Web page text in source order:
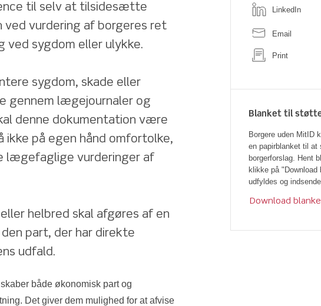
til selv at tilsidesætte
vurdering af borgeres ret
ved sygdom eller ulykke.
sygdom, skade eller
gennem lægejournaler og
denne dokumentation være
ikke på egen hånd omfortolke,
vurderinger af
helbred skal afgøres af en
part, der har direkte
udfald.
både økonomisk part og
Det giver dem mulighed for at afvise
LinkedIn
Email
Print
Blanket til
Borgere uden MitID
en papirblanket til at
borgerforslag. Hent
klikke på
udfyldes og
Download